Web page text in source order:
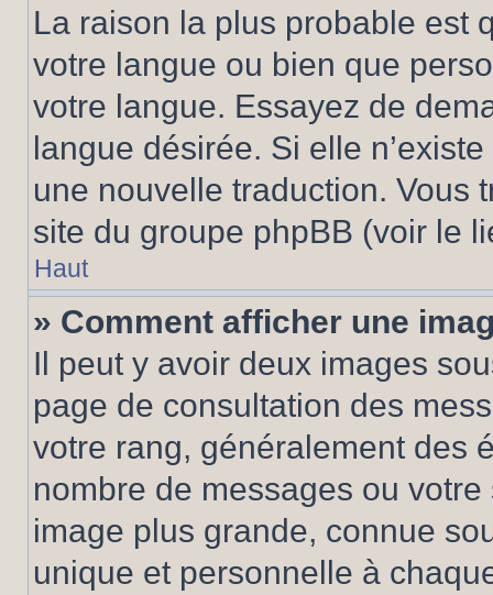
La raison la plus probable est
votre langue ou bien que
votre langue. Essayez de
langue désirée. Si elle
une nouvelle traduction. Vous
site du groupe phpBB (voir le
Haut
» Comment afficher une
Il peut y avoir deux images
page de consultation des
votre rang, généralement des
nombre de messages ou
image plus grande, connue
unique et personnelle à